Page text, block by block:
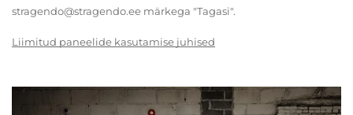
stragendo@stragendo.ee märkega "Tagasi".
Liimitud paneelide kasutamise juhised